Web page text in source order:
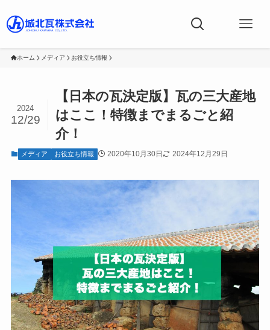
ホーム メディア お役立ち情報
【日本の瓦決定版】瓦の三大産地
はここ！特徴までまるごと紹
介！
2024
12/29
メディア お役立ち情報 2020年10月30日 2024年12月29日